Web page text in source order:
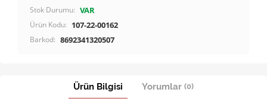
Stok Durumu: VAR
Ürün Kodu: 107-22-00162
Barkod: 8692341320507
Ürün Bilgisi Yorumlar (0)